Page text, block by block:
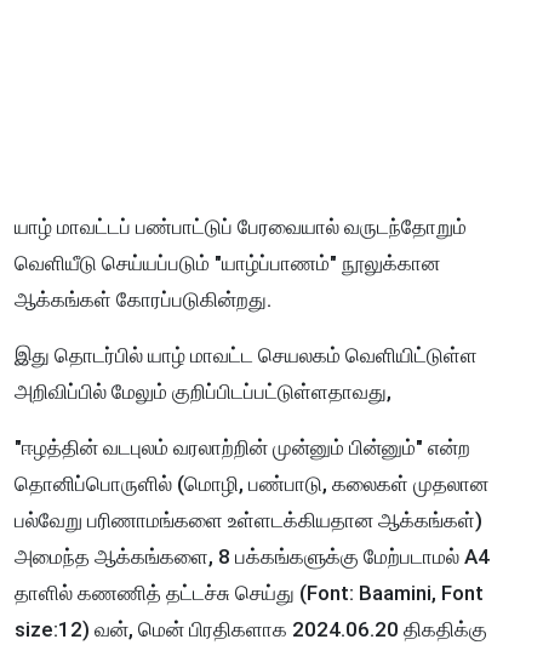
யாழ் மாவட்டப் பண்பாட்டுப் பேரவையால் வருடந்தோறும்
வெளியீடு செய்யப்படும் "யாழ்ப்பாணம்" நூலுக்கான
ஆக்கங்கள் கோரப்படுகின்றது.
இது தொடர்பில் யாழ் மாவட்ட செயலகம் வெளியிட்டுள்ள
அறிவிப்பில் மேலும் குறிப்பிடப்பட்டுள்ளதாவது,
"ஈழத்தின் வடபுலம் வரலாற்றின் முன்னும் பின்னும்" என்ற
தொனிப்பொருளில் (மொழி, பண்பாடு, கலைகள் முதலான
பல்வேறு பரிணாமங்களை உள்ளடக்கியதான ஆக்கங்கள்)
அமைந்த ஆக்கங்களை, 8 பக்கங்களுக்கு மேற்படாமல் A4
தாளில் கணணித் தட்டச்சு செய்து (Font: Baamini, Font
size:12) வன், மென் பிரதிகளாக 2024.06.20 திகதிக்கு